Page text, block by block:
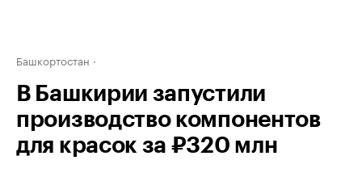
Башкортостан
В Башкирии запустили
производство компонентов
для красок за ₽320 млн